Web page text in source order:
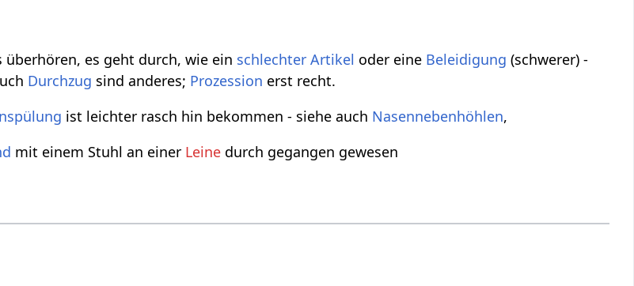
überhören, es geht durch, wie ein schlechter Artikel oder eine Beleidigung (schwerer) -
Durchzug sind anderes; Prozession erst recht.
ist leichter rasch hin bekommen - siehe auch Nasennebenhöhlen,
mit einem Stuhl an einer Leine durch gegangen gewesen